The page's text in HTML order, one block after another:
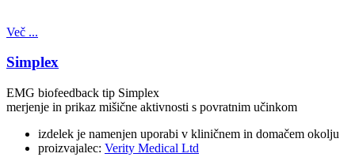
Več ...
Simplex
EMG biofeedback tip Simplex
merjenje in prikaz mišične aktivnosti s povratnim učinkom
izdelek je namenjen uporabi v kliničnem in domačem okolju
proizvajalec: Verity Medical Ltd